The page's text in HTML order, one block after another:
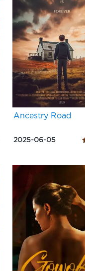
Ancestry Road
2025-06-05